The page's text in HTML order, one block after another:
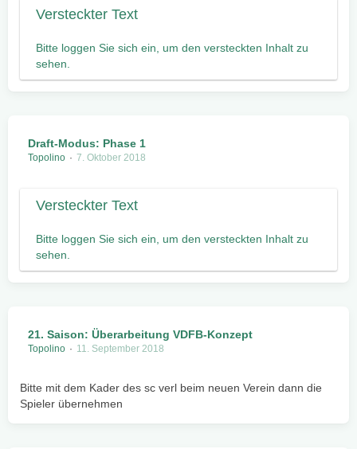
Bitte loggen Sie sich ein, um den versteckten Inhalt zu
sehen.
Draft-Modus: Phase 1
Topolino 7. Oktober 2018
Bitte loggen Sie sich ein, um den versteckten Inhalt zu
sehen.
21. Saison: Überarbeitung VDFB-Konzept
Topolino 11. September 2018
Bitte mit dem Kader des sc verl beim neuen Verein dann die
Spieler übernehmen